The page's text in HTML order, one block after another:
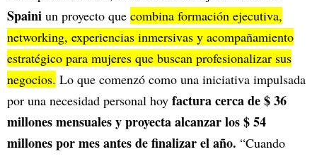
Spaini un proyecto que combina formación ejecutiva,
networking, experiencias inmersivas y acompañamiento
estratégico para mujeres que buscan profesionalizar sus
negocios. Lo que comenzó como una iniciativa impulsada
por una necesidad personal hoy factura cerca de $ 36
millones mensuales y proyecta alcanzar los $ 54
millones por mes antes de finalizar el año. “Cuando